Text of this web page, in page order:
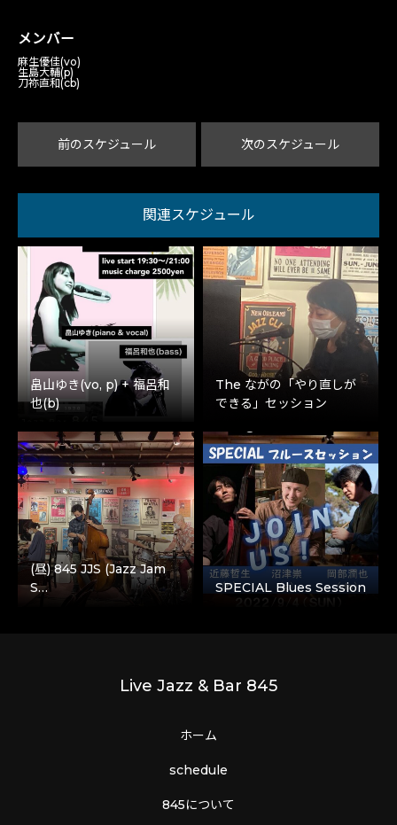
メンバー
麻生優佳(vo)
生島大輔(p)
刀祢直和(cb)
前のスケジュール 次のスケジュール
関連スケジュール
畠山ゆき(vo, p) + 福呂和
也(b)
The ながの「やり直しが
できる」セッション
(昼) 845 JJS (Jazz Jam
S…
SPECIAL Blues Session
Live Jazz & Bar 845
ホーム
schedule
845について